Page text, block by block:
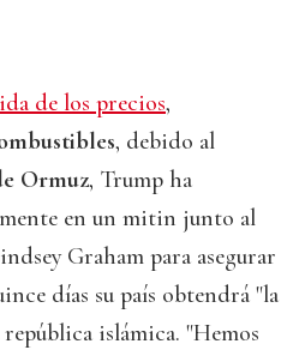
de los precios,
, debido al
Ormuz, Trump ha
en un mitin junto al
Graham para asegurar
días su país obtendrá "la
islámica. "Hemos